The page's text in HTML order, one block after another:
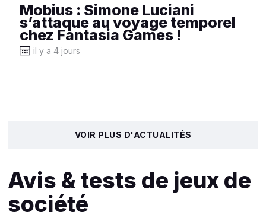
Mobius : Simone Luciani
s’attaque au voyage temporel
chez Fantasia Games !
il y a 4 jours
VOIR PLUS D'ACTUALITÉS
Avis & tests de jeux de
société